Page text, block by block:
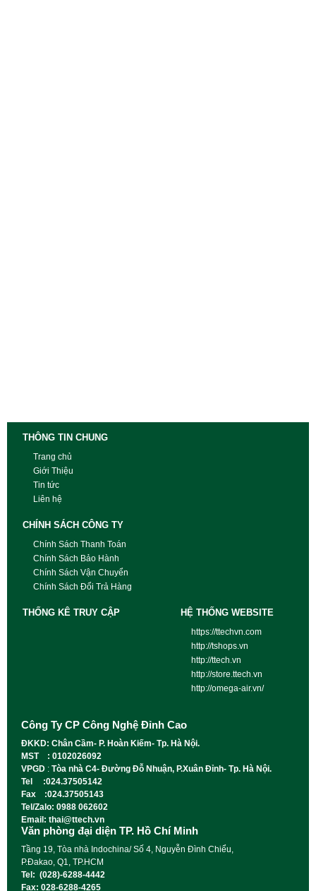
THÔNG TIN CHUNG
Trang chủ
Giới Thiệu
Tin tức
Liên hệ
CHÍNH SÁCH CÔNG TY
Chính Sách Thanh Toán
Chính Sách Bảo Hành
Chính Sách Vận Chuyển
Chính Sách Đổi Trả Hàng
THỐNG KÊ TRUY CẬP HỆ THỐNG WEBSITE
https://ttechvn.com
http://tshops.vn
http://ttech.vn
http://store.ttech.vn
http://omega-air.vn/
Công Ty CP Công Nghệ Đỉnh Cao
ĐKKD: Chân Cầm- P. Hoàn Kiếm- Tp. Hà Nội.
MST : 0102026092
VPGD : Tòa nhà C4- Đường Đỗ Nhuận, P.Xuân Đỉnh- Tp. Hà Nội.
Tel :024.37505142
Fax :024.37505143
Tel/Zalo: 0988 062602
Email: thai@ttech.vn
Văn phòng đại diện TP. Hồ Chí Minh
Tầng 19, Tòa nhà Indochina/ Số 4, Nguyễn Đình Chiểu,
P.Đakao, Q1, TP.HCM
Tel: (028)-6288-4442
Fax: 028-6288-4265